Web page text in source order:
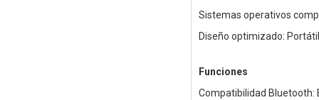
Sistemas operativos
Diseño optimizado:
Funciones
Compatibilidad Bluetooth: